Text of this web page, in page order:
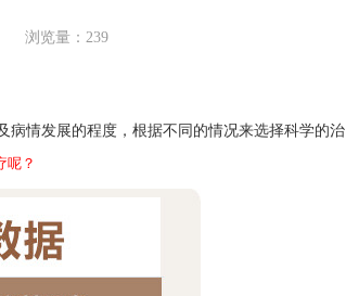
浏览量：239
情发展的程度，根据不同的情况来选择科学的治
呢？